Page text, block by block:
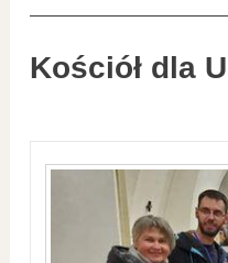
Kościół dla